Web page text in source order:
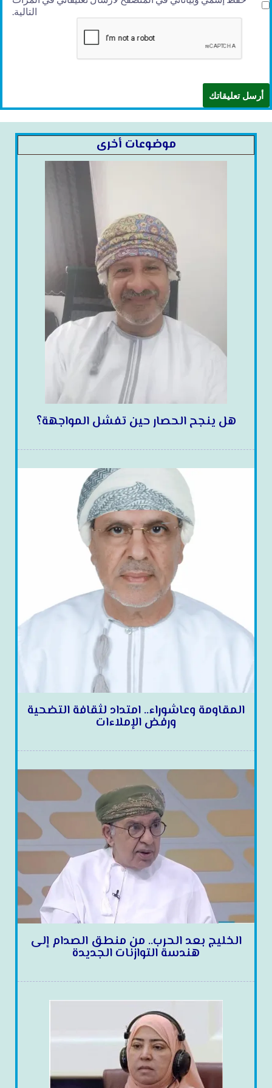
التالية.
موضوعات أخرى
هل ينجح الحصار حين تفشل المواجهة؟
المقاومة وعاشوراء.. امتداد لثقافة التضحية
ورفض الإملاءات
الخليج بعد الحرب.. من منطق الصدام إلى
هندسة التوازنات الجديدة